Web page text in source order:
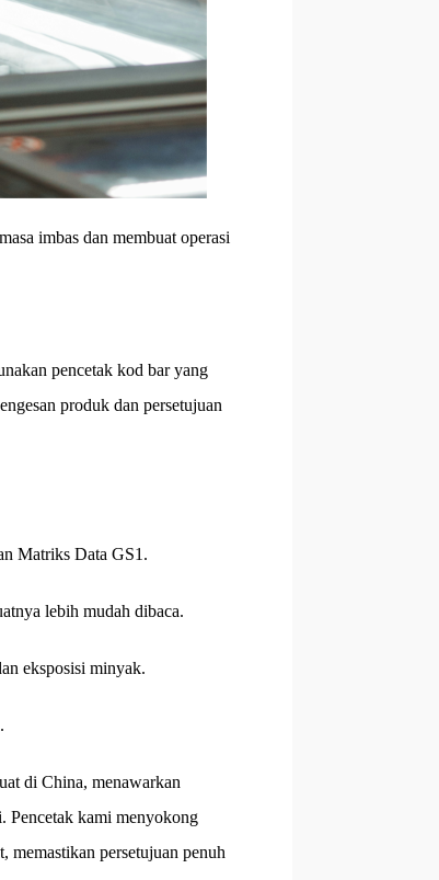
imbas dan membuat operasi
pencetak kod bar yang
produk dan persetujuan
Matriks Data GS1.
lebih mudah dibaca.
eksposisi minyak.
di China, menawarkan
Pencetak kami menyokong
memastikan persetujuan penuh